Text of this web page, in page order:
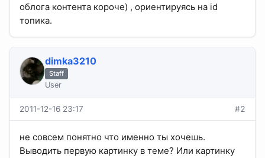
облога контента короче) , ориентируясь на id
топика.
dimka3210
Staff
User
2011-12-16 23:17 #2
не совсем понятно что именно ты хочешь.
Выводить первую картинку в теме? Или картинку